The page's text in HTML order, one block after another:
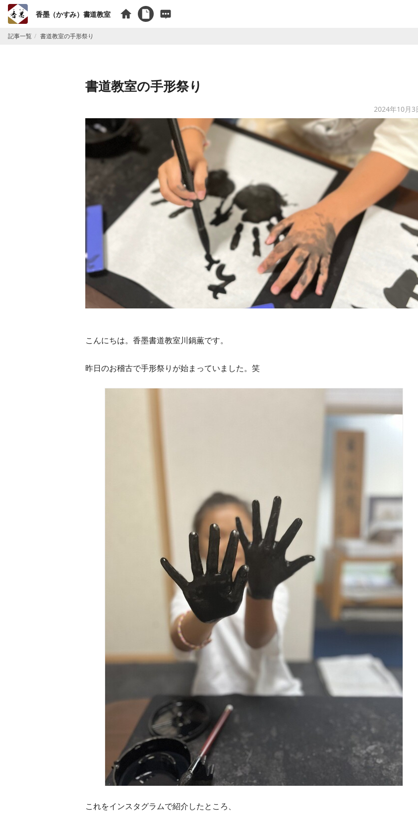
香墨（かすみ）書道教室
記事一覧 書道教室の手形祭り
書道教室の手形祭り
2024年10月3
こんにちは。香墨書道教室川鍋薫です。
昨日のお稽古で手形祭りが始まっていました。笑
これをインスタグラムで紹介したところ、